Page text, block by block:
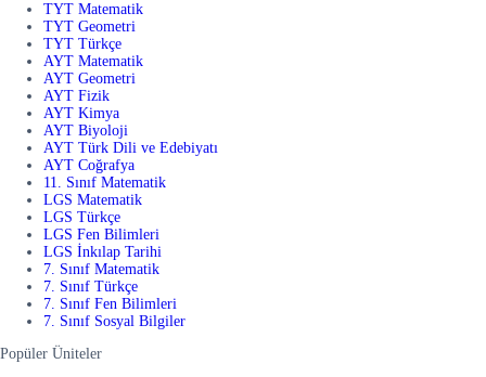
TYT Matematik
TYT Geometri
TYT Türkçe
AYT Matematik
AYT Geometri
AYT Fizik
AYT Kimya
AYT Biyoloji
AYT Türk Dili ve Edebiyatı
AYT Coğrafya
11. Sınıf Matematik
LGS Matematik
LGS Türkçe
LGS Fen Bilimleri
LGS İnkılap Tarihi
7. Sınıf Matematik
7. Sınıf Türkçe
7. Sınıf Fen Bilimleri
7. Sınıf Sosyal Bilgiler
Popüler Üniteler